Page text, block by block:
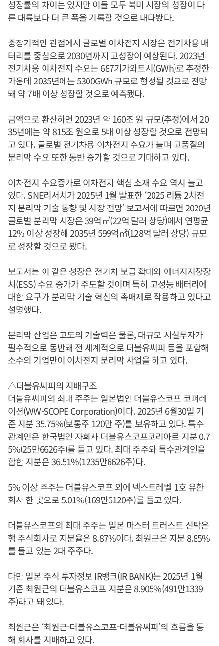
성장률의 차이는 있지만 이들 모두 북미 시장의 성장이 다
른 대륙보다 더 큰 폭을 기록할 것으로 내다봤다.
중장기적인 관점에서 글로벌 이차전지 시장은 전기차용 배
터리를 중심으로 2030년까지 고성장이 예상된다. 2023년
전기차용 이차전지 수요는 687기가와트시(GWh)로 추정한
가운데 2035년에는 5300GWh 규모로 형성될 것으로 전망
돼 약 7배 이상 성장할 것으로 예측됐다.
금액으로 환산하면 2023년 약 160조 원 규모(추정)에서 20
35년에는 약 815조 원으로 5배 이상 성장할 것으로 전망되
고 있다. 글로벌 전기차용 이차전지 수요가 늘며 고품질의
분리막 수요 또한 동반 증가할 것으로 기대하고 있다.
이차전지 수요증가로 이차전지 핵심 소재 수요 역시 늘고
있다. SNE리서치가 2025년 1월 발표한 ‘2025 리튬 2차전
지 분리막 기술 동향 및 시장 전망’ 보고서에 따르면 2020년
글로벌 분리막 시장은 39억㎡(22억 달러 상당)에서 연평균
12% 이상 성장해 2035년 599억㎡(128억 달러 상당) 규모
로 성장할 것으로 봤다.
보고서는 이 같은 성장은 전기차 보급 확대와 에너지저장장
치(ESS) 수요 증가가 주도할 것이며 특히 고성능 배터리에
대한 요구가 분리막 기술 혁신의 촉매제로 작용하고 있다고
설명했다.
분리막 산업은 고도의 기술력은 물론, 대규모 시설투자가
필수적으로 동반돼 전 세계적으로 더블유씨피 등을 포함해
소수의 기업만이 이차전지 분리막 사업을 하고 있다.
△더블유씨피의 지배구조
더블유씨피의 최대 주주는 일본법인 더블유스코프 코퍼레
이션(WW-SCOPE Corporation)이다. 2025년 6월30일 기
준 지분 35.75%(보통주 120만 주)를 보유하고 있다. 특수
관계인은 한국법인 자회사 더블유스코프코리아로 지분 0.7
5%(25만6626주)를 들고 있다. 최대 주주와 특수관계인을
합한 지분은 36.51%(1235만6626주)다.
5% 이상 주주는 더블유스코프 외에 넥스트레벨 1호 유한
회사 한 곳으로 5.01%(169만6120주)를 들고 있다.
더블유스코프의 최대 주주는 일본 마스터 트러스트 신탁은
행 주식회사로 지분율은 8.87%이다.최원근은 지분 8.85%
를 들고 있는 2대 주주다.
다만 일본 주식 투자정보 IR뱅크(IR BANK)는 2025년 1월
기준최원근의 더블유스코프 지분은 8.905%(491만1339
주)라고 돼 있다.
최원근은 ‘최원근-더블유스코프-더블유씨피’의 흐름을 통
해 회사를 지배하고 있다.